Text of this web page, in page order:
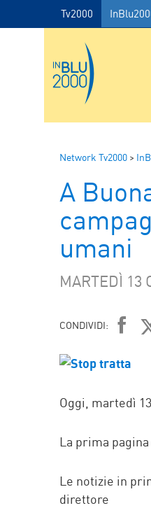
Tv2000
Network Tv2000 >
A
umani
MARTEDÌ 13
CONDIVIDI:
Oggi, martedì
La prima
Le notizie in
direttore